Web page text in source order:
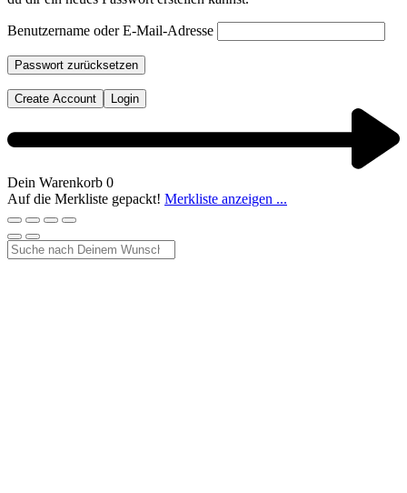
Benutzername oder E-Mail-Adresse
Passwort zurücksetzen
Create Account Login
Dein Warenkorb 0
Auf die Merkliste gepackt! Merkliste anzeigen ...